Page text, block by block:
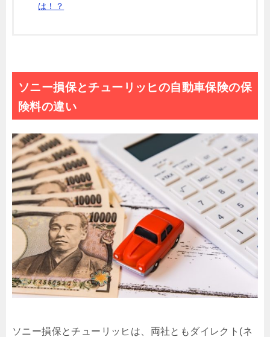
は！？
ソニー損保とチューリッヒの自動車保険の保
険料の違い
ソニー損保とチューリッヒは、両社ともダイレクト(ネ